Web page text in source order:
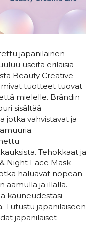
japanilainen
useita erilaisia
Beauty Creative
tuotteet tuovat
mielelle. Brändin
sisältää
jotka vahvistavat ja
Tehokkaat ja
Night Face Mask
haluavat nopean
aamulla ja illalla.
kauneudestasi
Tutustu japanilaiseen
japanilaiset